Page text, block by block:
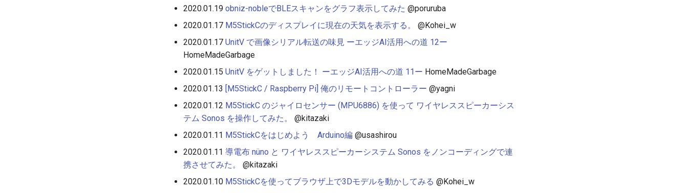
2020.01.19 obniz-nobleでBLEスキャンをグラフ表示してみた @poruruba
2020.01.17 M5StickCのディスプレイに現在の天気を表示する。
@Kohei_w
2020.01.17 UnitV で画像シリアル転送の味見 ーエッジAI活用への道 12ー
HomeMadeGarbage
2020.01.15 UnitV をゲットしました！ ーエッジAI活用への道 11ー HomeMadeGarbage
2020.01.13 [M5StickC / Raspberry Pi] 俺のリモートコントローラー @yagni
2020.01.12 M5StickC のジャイロセンサー (MPU6886) を使って ワイヤレススピーカーシス
テム Sonos を操作してみた。
@kitazaki
2020.01.11 M5StickCをはじめよう Arduino編 @usashirou
2020.01.11 導電布 nüno と ワイヤレススピーカーシステム Sonos をノンコーディングで連
携させてみた。
@kitazaki
2020.01.10 M5StickCを使ってブラウザ上で3Dモデルを動かしてみる @Kohei_w